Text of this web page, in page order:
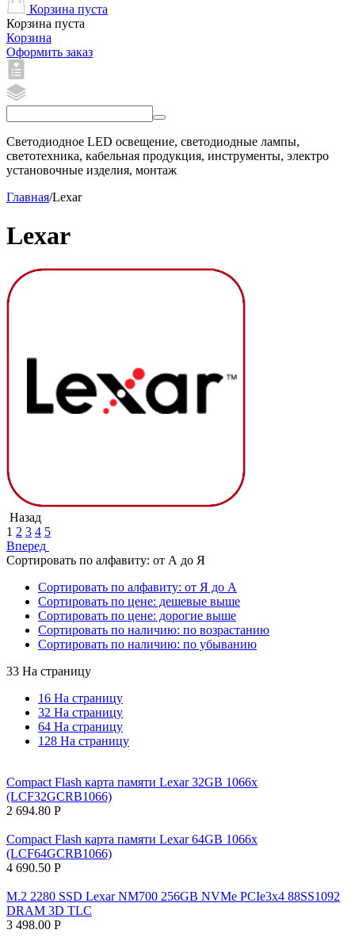
Корзина пуста
Корзина пуста
Корзина
Оформить заказ
Светодиодное LED освещение, светодиодные лампы,
светотехника, кабельная продукция, инструменты, электро
установочные изделия, монтаж
Главная/Lexar
Lexar
Назад
1 2 3 4 5
Вперед
Сортировать по алфавиту: от А до Я
Сортировать по алфавиту: от Я до А
Сортировать по цене: дешевые выше
Сортировать по цене: дорогие выше
Сортировать по наличию: по возрастанию
Сортировать по наличию: по убыванию
33 На страницу
16 На страницу
32 На страницу
64 На страницу
128 На страницу
Compact Flash карта памяти Lexar 32GB 1066x
(LCF32GCRB1066)
2 694.80 Р
Compact Flash карта памяти Lexar 64GB 1066x
(LCF64GCRB1066)
4 690.50 Р
M.2 2280 SSD Lexar NM700 256GB NVMe PCIe3x4 88SS1092
DRAM 3D TLC
3 498.00 Р